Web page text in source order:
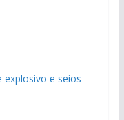
explosivo e seios